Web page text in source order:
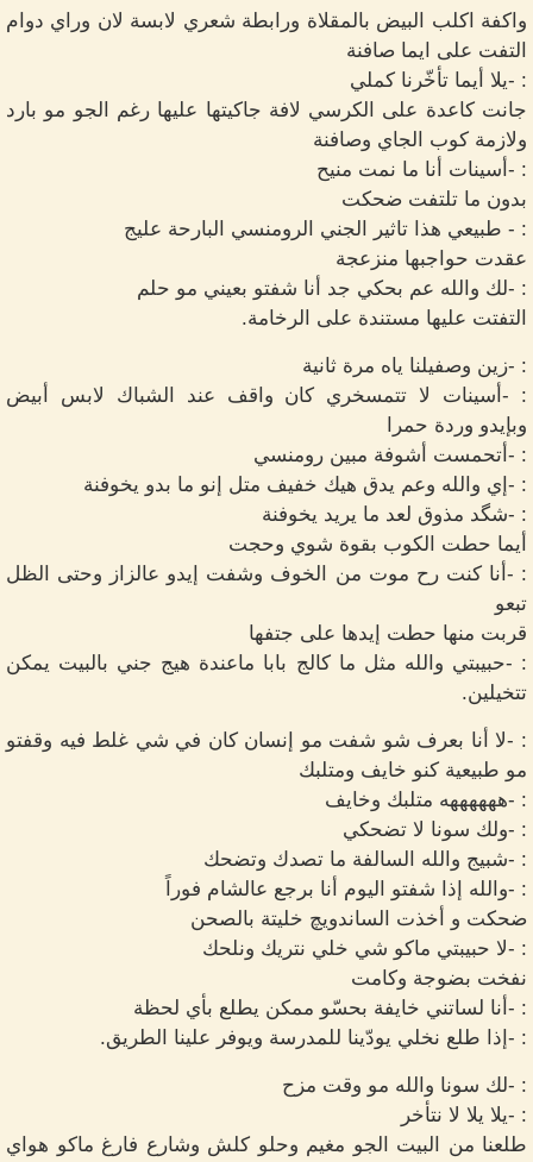
واكفة اكلب البيض بالمقلاة ورابطة شعري لابسة لان وراي دوام
التفت على ايما صافنة
: -يلا أيما تأخّرنا كملي
جانت كاعدة على الكرسي لافة جاكيتها عليها رغم الجو مو بارد
ولازمة كوب الجاي وصافنة
: -أسينات أنا ما نمت منيح
بدون ما تلتفت ضحكت
: - طبيعي هذا تاثير الجني الرومنسي البارحة عليج
عقدت حواجبها منزعجة
: -لك والله عم بحكي جد أنا شفتو بعيني مو حلم
التفتت عليها مستندة على الرخامة.
: -زين وصفيلنا ياه مرة ثانية
: -أسينات لا تتمسخري كان واقف عند الشباك لابس أبيض
وبإيدو وردة حمرا
: -أتحمست أشوفة مبين رومنسي
: -إي والله وعم يدق هيك خفيف متل إنو ما بدو يخوفنة
: -شگد مذوق لعد ما يريد يخوفنة
أيما حطت الكوب بقوة شوي وحجت
: -أنا كنت رح موت من الخوف وشفت إيدو عالزاز وحتى الظل
تبعو
قربت منها حطت إيدها على جتفها
: -حبيبتي والله مثل ما كالج بابا ماعندة هيج جني بالبيت يمكن
تتخيلين.
: -لا أنا بعرف شو شفت مو إنسان كان في شي غلط فيه وقفتو
مو طبيعية كنو خايف ومتلبك
: -ههههههه متلبك وخايف
: -ولك سونا لا تضحكي
: -شبيج والله السالفة ما تصدك وتضحك
: -والله إذا شفتو اليوم أنا برجع عالشام فوراً
ضحكت و أخذت الساندويچ خليتة بالصحن
: -لا حبيبتي ماكو شي خلي نتريك ونلحك
نفخت بضوجة وكامت
: -أنا لساتني خايفة بحسّو ممكن يطلع بأي لحظة
: -إذا طلع نخلي يودّينا للمدرسة ويوفر علينا الطريق.
: -لك سونا والله مو وقت مزح
: -يلا يلا لا نتأخر
طلعنا من البيت الجو مغيم وحلو كلش وشارع فارغ ماكو هواي